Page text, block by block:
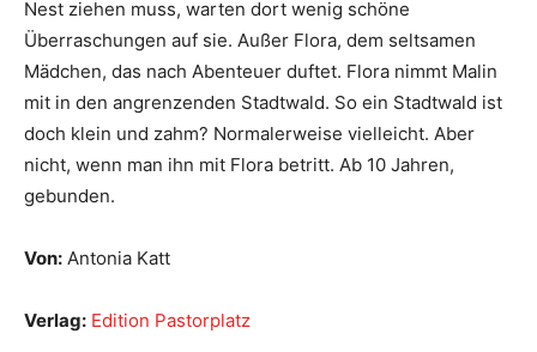
Nest ziehen muss, warten dort wenig schöne
Überraschungen auf sie. Außer Flora, dem seltsamen
Mädchen, das nach Abenteuer duftet. Flora nimmt Malin
mit in den angrenzenden Stadtwald. So ein Stadtwald ist
doch klein und zahm? Normalerweise vielleicht. Aber
nicht, wenn man ihn mit Flora betritt. Ab 10 Jahren,
gebunden.
Von: Antonia Katt
Verlag: Edition Pastorplatz